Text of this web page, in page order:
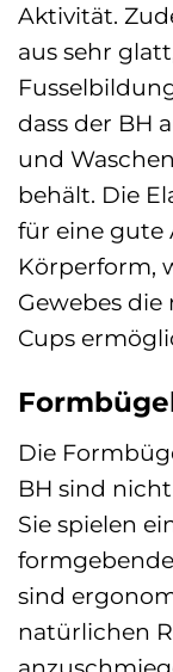
Aktivität.
aus sehr
dass der BH
und
behält. Die
für eine gute
Körperform,
Gewebes
Cups
Die
BH sind
Sie spielen
sind
natürlichen